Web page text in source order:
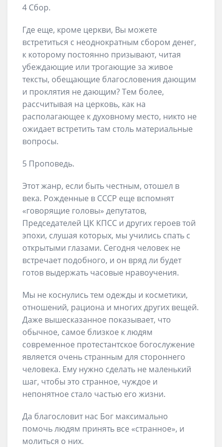
4 Сбор.
Где еще, кроме церкви, Вы можете
встретиться с неоднократным сбором денег,
к которому постоянно призывают, читая
убеждающие или трогающие за живое
тексты, обещающие благословения дающим
и проклятия не дающим? Тем более,
рассчитывая на церковь, как на
располагающее к духовному место, никто не
ожидает встретить там столь материальные
вопросы.
5 Проповедь.
Этот жанр, если быть честным, отошел в
века. Рожденные в СССР еще вспомнят
«говорящие головы» депутатов,
Председателей ЦК КПСС и других героев той
эпохи, слушая которых, мы учились спать с
открытыми глазами. Сегодня человек не
встречает подобного, и он вряд ли будет
готов выдержать часовые нравоучения.
Мы не коснулись тем одежды и косметики,
отношений, рациона и многих других вещей.
Даже вышесказанное показывает, что
обычное, самое близкое к людям
современное протестантское богослужение
является очень странным для стороннего
человека. Ему нужно сделать не маленький
шаг, чтобы это странное, чуждое и
непонятное стало частью его жизни.
Да благословит нас Бог максимально
помочь людям принять все «странное», и
молиться о них.